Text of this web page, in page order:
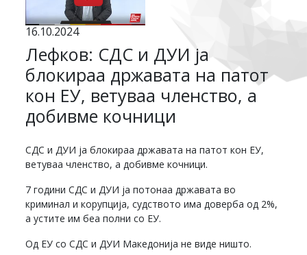
16.10.2024
Лефков: СДС и ДУИ ја
блокираа државата на патот
кон ЕУ, ветуваа членство, а
добивме кочници
СДС и ДУИ ја блокираа државата на патот кон ЕУ,
ветуваа членство, а добивме кочници.
7 години СДС и ДУИ ја потонаа државата во
криминал и корупција, судството има доверба од 2%,
а устите им беа полни со ЕУ.
Од ЕУ со СДС и ДУИ Македонија не виде ништо.